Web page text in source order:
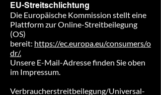
EU-Streitschlichtung
Die Europäische Kommission stellt eine
Plattform zur Online-Streitbeilegung
(OS)
bereit: https://ec.europa.eu/consumers/o
dr/.
Unsere E-Mail-Adresse finden Sie oben
im Impressum.
Verbraucher­streit­beilegung/Universal­